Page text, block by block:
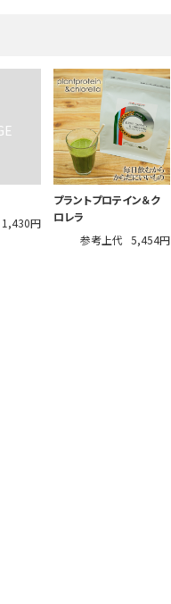
1,430円
プラントプロテイン＆ク
ロレラ
参考上代 5,454円